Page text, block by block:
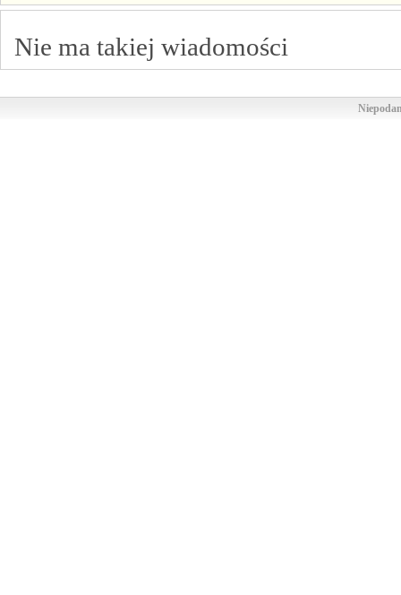
Nie ma takiej wiadomości